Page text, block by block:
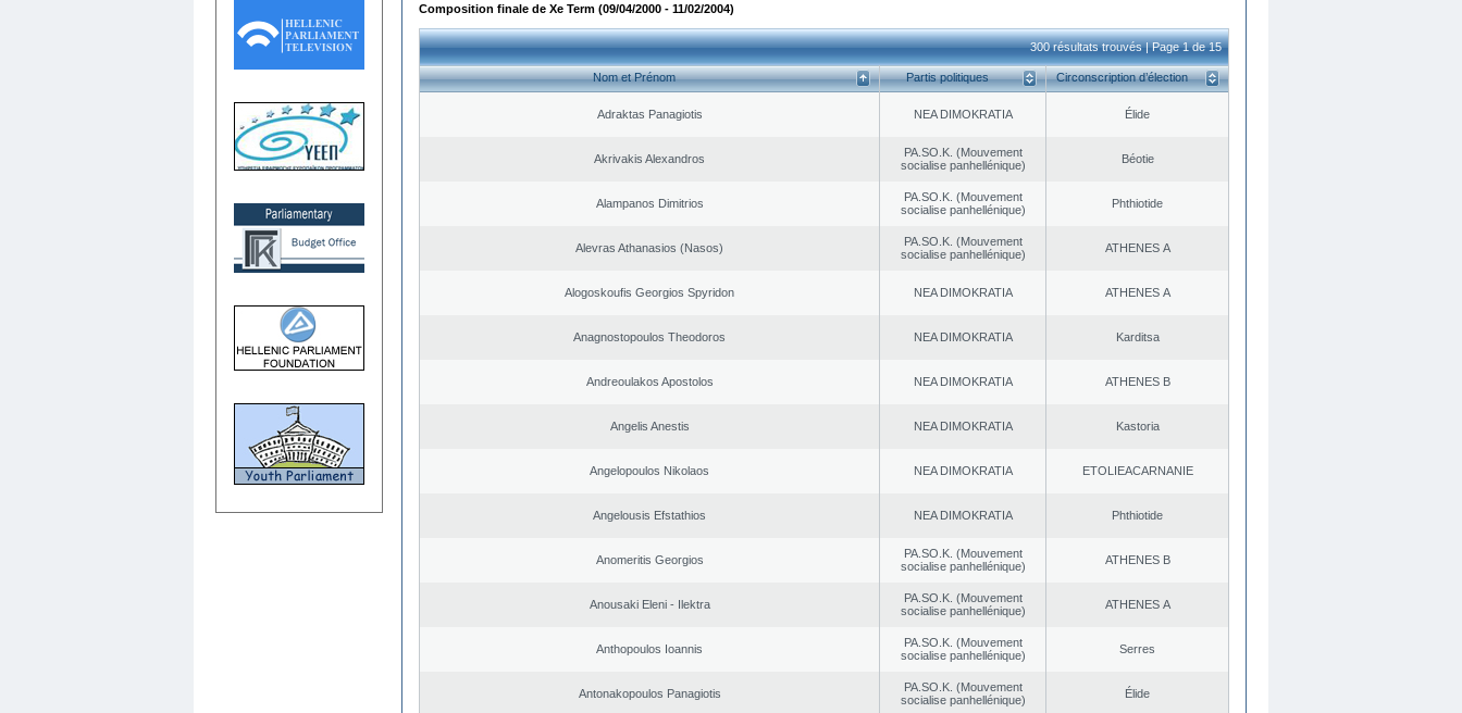
Composition finale de Xe Term (09/04/2000 - 11/02/2004)
300 résultats trouvés | Page 1 de 15
Nom et Prénom Partis politiques Circonscription d’élection
Adraktas Panagiotis NEA DΙMOKRATIA Élide
Akrivakis Alexandros
PA.SO.K. (Mouvement
socialise panhellénique)
Béotie
Alampanos Dimitrios
PA.SO.K. (Mouvement
socialise panhellénique)
Phthiotide
Alevras Athanasios (Nasos)
PA.SO.K. (Mouvement
socialise panhellénique)
ATHENES Α
Alogoskoufis Georgios Spyridon NEA DΙMOKRATIA ATHENES Α
Anagnostopoulos Theodoros NEA DΙMOKRATIA Karditsa
Andreoulakos Apostolos NEA DΙMOKRATIA ATHENES Β
Angelis Anestis NEA DΙMOKRATIA Kastoria
Angelopoulos Nikolaos NEA DΙMOKRATIA EΤOLIEACARNANIE
Angelousis Efstathios NEA DΙMOKRATIA Phthiotide
Anomeritis Georgios
PA.SO.K. (Mouvement
socialise panhellénique)
ATHENES Β
Anousaki Eleni - Ilektra
PA.SO.K. (Mouvement
socialise panhellénique)
ATHENES Α
Anthopoulos Ioannis
PA.SO.K. (Mouvement
socialise panhellénique)
Serres
Antonakopoulos Panagiotis
PA.SO.K. (Mouvement
socialise panhellénique)
Élide